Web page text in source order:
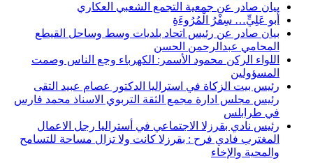
بيان صادر عن جمعية التجمع الشعبي العكاري
أَبو عَلِيٍّ… سِفْرُ الْمُرُوءَةِ
بيان صادر عن رئيس اتحاد بلديات وسط وساحل القيطع
المحامي عبدالرحمن الحسن
اللواء الركن محمود الأسمر: الكهرباء وجع الناس وصمت
المسؤولين
رئيس بيت الزكاة في استراليا الدكتور عصام عبيد التقى
رئيس مجلس ادارة مجمع الثقة التربوي الاسناذ محمد فارس
في طرابلس
رئيس نادي بقرزلا الاجتماعي في أستراليا رجل الاعمال
المغترب فادي فرح : بقرزلا كانت ولا تزال مساحة للتسامح
والمحية والإخاء